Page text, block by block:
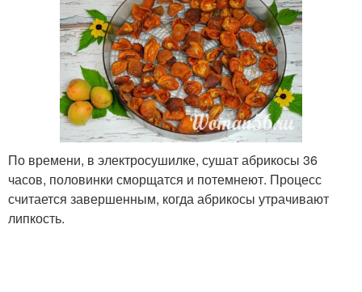
По времени, в электросушилке, сушат абрикосы 36
часов, половинки сморщатся и потемнеют. Процесс
считается завершенным, когда абрикосы утрачивают
липкость.